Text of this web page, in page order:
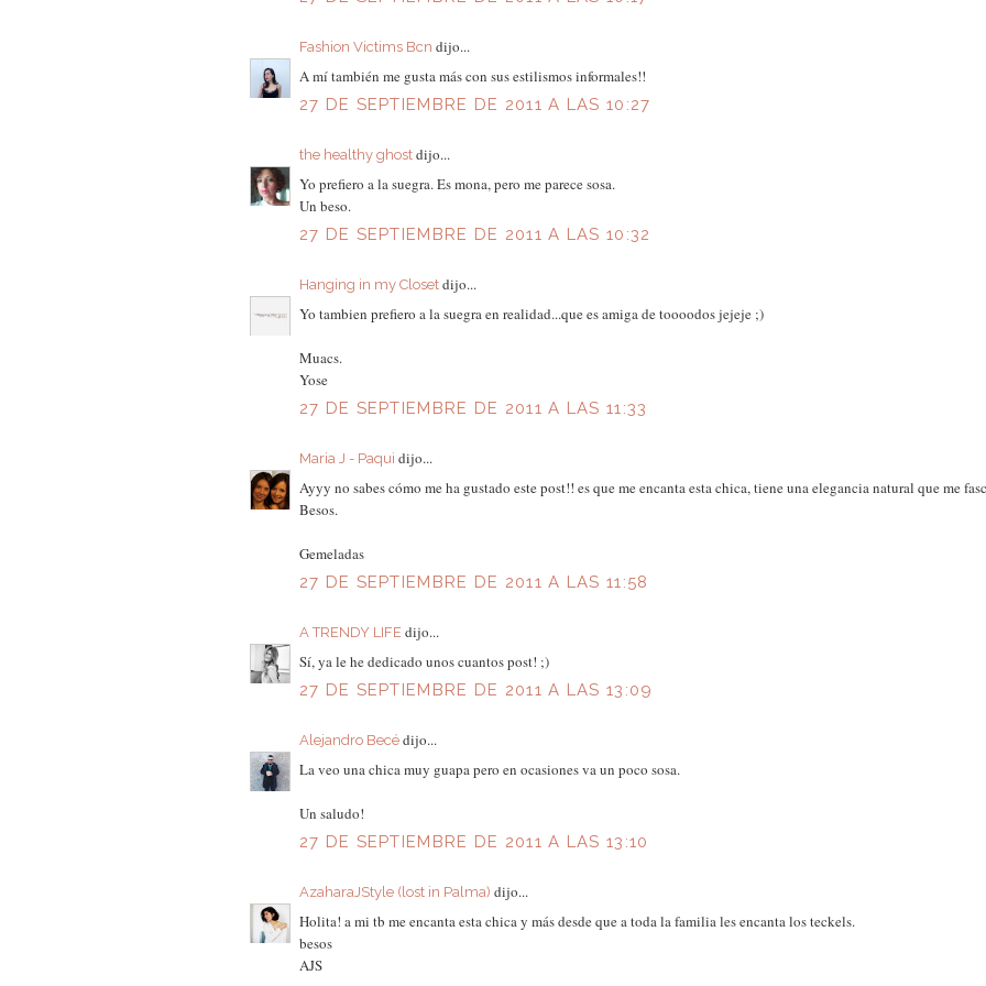
Fashion Victims Bcn dijo...
A mí también me gusta más con sus estilismos informales!!
27 DE SEPTIEMBRE DE 2011 A LAS 10:27
the healthy ghostdijo...
Yo prefiero a la suegra. Es mona, pero me parece sosa.
Un beso.
27 DE SEPTIEMBRE DE 2011 A LAS 10:32
Hanging in my Closetdijo...
Yo tambien prefiero a la suegra en realidad...que es amiga de toooodos jejeje ;)
Muacs.
Yose
27 DE SEPTIEMBRE DE 2011 A LAS 11:33
Maria J - Paqui dijo...
Ayyy no sabes cómo me ha gustado este post!! es que me encanta esta chica, tiene una elegancia natural que me
Besos.
Gemeladas
27 DE SEPTIEMBRE DE 2011 A LAS 11:58
A TRENDY LIFEdijo...
Sí, ya le he dedicado unos cuantos post! ;)
27 DE SEPTIEMBRE DE 2011 A LAS 13:09
Alejandro Becé dijo...
La veo una chica muy guapa pero en ocasiones va un poco sosa.
Un saludo!
27 DE SEPTIEMBRE DE 2011 A LAS 13:10
AzaharaJStyle (lost in Palma) dijo...
Holita! a mi tb me encanta esta chica y más desde que a toda la familia les encanta los teckels.
besos
AJS